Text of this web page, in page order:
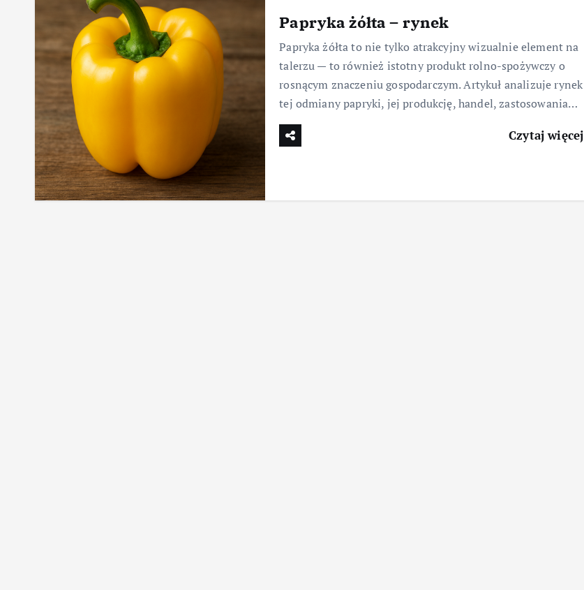
Papryka żółta – rynek
Papryka żółta to nie tylko atrakcyjny wizualnie element na
talerzu — to również istotny produkt rolno-spożywczy o
rosnącym znaczeniu gospodarczym. Artykuł analizuje rynek
tej odmiany papryki, jej produkcję, handel, zastosowania…
Czytaj więcej